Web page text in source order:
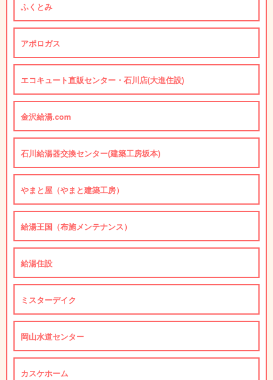
ふくとみ
アポロガス
エコキュート直販センター・石川店(大進住設)
金沢給湯.com
石川給湯器交換センター(建築工房坂本)
やまと屋（やまと建築工房）
給湯王国（布施メンテナンス）
給湯住設
ミスターデイク
岡山水道センター
カスケホーム